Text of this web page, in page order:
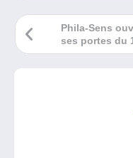
Phila-Sens
ses portes du
au 13 octobre